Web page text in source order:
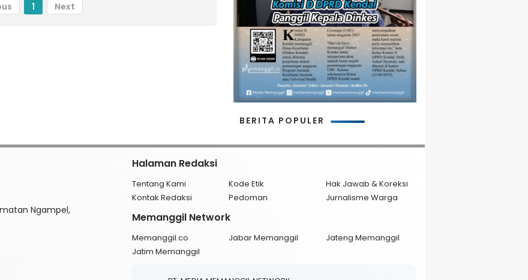
1 Next
BERITA POPULER
Ngampel,
Halaman Redaksi
Tentang Kami Kode Etik
Hak Jawab & Koreksi
Kontak Redaksi
Pedoman Jurnalisme Warga
Memanggil Network
Memanggil.co Jabar Memanggil
Jateng Memanggil
Jatim Memanggil